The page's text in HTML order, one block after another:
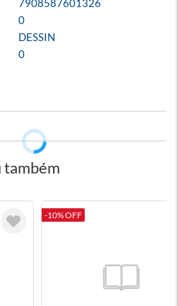
7908587601326
0
DESSIN
0
também
-10% OFF